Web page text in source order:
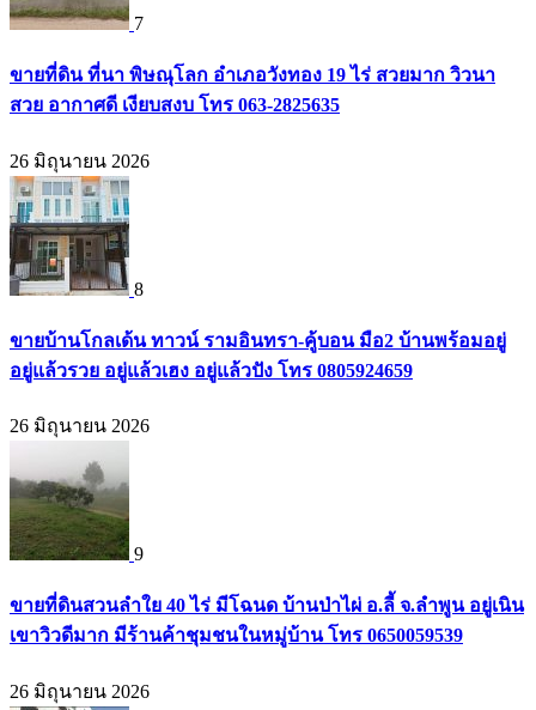
7
ขายที่ดิน ที่นา พิษณุโลก อำเภอวังทอง 19 ไร่ สวยมาก วิวนา
สวย อากาศดี เงียบสงบ โทร 063-2825635
26 มิถุนายน 2026
8
ขายบ้านโกลเด้น ทาวน์ รามอินทรา-คู้บอน มือ2 บ้านพร้อมอยู่
อยู่แล้วรวย อยู่แล้วเฮง อยู่แล้วปัง โทร 0805924659
26 มิถุนายน 2026
9
ขายที่ดินสวนลำใย 40 ไร่ มีโฉนด บ้านป่าไผ่ อ.ลี้ จ.ลำพูน อยู่เนิน
เขาวิวดีมาก มีร้านค้าชุมชนในหมู่บ้าน โทร 0650059539
26 มิถุนายน 2026